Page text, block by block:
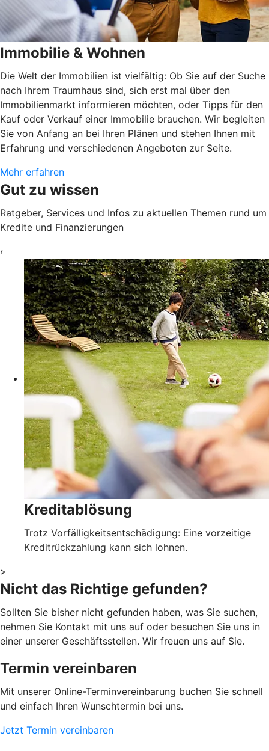
Immobilie & Wohnen
Die Welt der Immobilien ist vielfältig: Ob Sie auf der Suche
nach Ihrem Traumhaus sind, sich erst mal über den
Immobilienmarkt informieren möchten, oder Tipps für den
Kauf oder Verkauf einer Immobilie brauchen. Wir begleiten
Sie von Anfang an bei Ihren Plänen und stehen Ihnen mit
Erfahrung und verschiedenen Angeboten zur Seite.
Mehr erfahren
Gut zu wissen
Ratgeber, Services und Infos zu aktuellen Themen rund um
Kredite und Finanzierungen
‹
Kreditablösung
Trotz Vorfälligkeitsentschädigung: Eine vorzeitige
Kreditrückzahlung kann sich lohnen.
>
Nicht das Richtige gefunden?
Sollten Sie bisher nicht gefunden haben, was Sie suchen,
nehmen Sie Kontakt mit uns auf oder besuchen Sie uns in
einer unserer Geschäftsstellen. Wir freuen uns auf Sie.
Termin vereinbaren
Mit unserer Online-Terminvereinbarung buchen Sie schnell
und einfach Ihren Wunschtermin bei uns.
Jetzt Termin vereinbaren